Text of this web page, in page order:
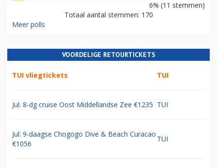
6% (11 stemmen)
Totaal aantal stemmen: 170
Meer polls
VOORDELIGE RETOURTICKETS
TUI vliegtickets TUI
Jul: 8-dg cruise Oost Middellandse Zee €1235 TUI
Jul: 9-daagse Chogogo Dive & Beach Curacao
€1056
TUI